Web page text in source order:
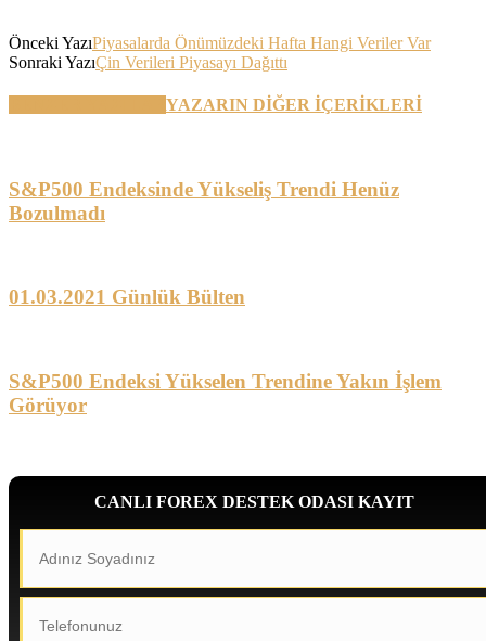
Önceki YazıPiyasalarda Önümüzdeki Hafta Hangi Veriler Var
Sonraki YazıÇin Verileri Piyasayı Dağıttı
YAZARIN DİĞER İÇERİKLERİ
S&P500 Endeksinde Yükseliş Trendi Henüz
Bozulmadı
01.03.2021 Günlük Bülten
S&P500 Endeksi Yükselen Trendine Yakın İşlem
Görüyor
CANLI FOREX DESTEK ODASI KAYIT